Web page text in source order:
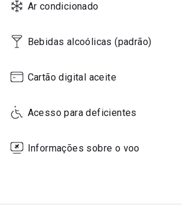
Thursday
Friday
Sunday
Ar condicionado
Bebidas alcoólicas (padrão)
Cartão digital aceite
Acesso para deficientes
Informações sobre o voo